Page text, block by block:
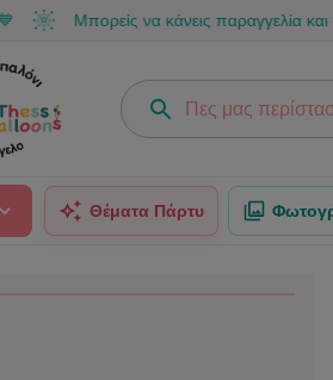
Μπορείς να κάνεις παραγγελία και
Θέματα Πάρτυ